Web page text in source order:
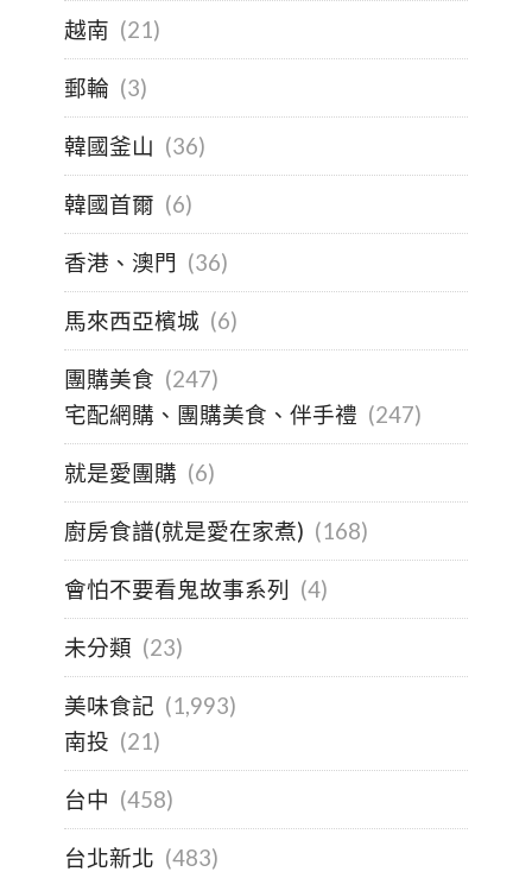
越南 (21)
郵輪 (3)
韓國釜山 (36)
韓國首爾 (6)
香港、澳門 (36)
馬來西亞檳城 (6)
團購美食 (247)
宅配網購、團購美食、伴手禮 (247)
就是愛團購 (6)
廚房食譜(就是愛在家煮) (168)
會怕不要看鬼故事系列 (4)
未分類 (23)
美味食記 (1,993)
南投 (21)
台中 (458)
台北新北 (483)